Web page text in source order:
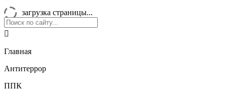
загрузка страницы...

Главная
Антитеррор
ППК